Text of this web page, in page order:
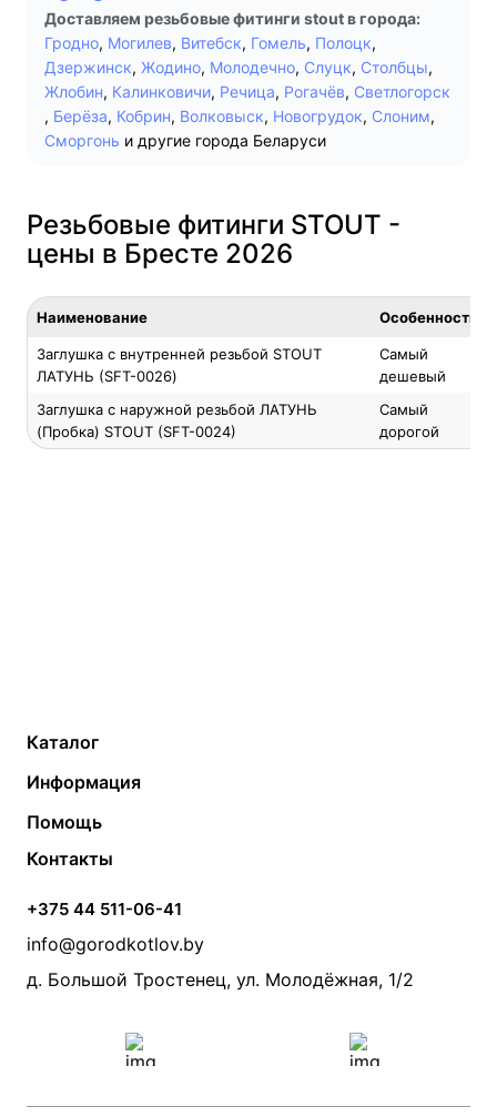
Доставляем резьбовые фитинги stout в города:
Гродно, Могилев, Витебск, Гомель, Полоцк,
Дзержинск, Жодино, Молодечно, Слуцк, Столбцы,
Жлобин, Калинковичи, Речица, Рогачёв, Светлогорск
, Берёза, Кобрин, Волковыск, Новогрудок, Слоним,
Сморгонь и другие города Беларуси
Резьбовые фитинги STOUT -
цены в Бресте 2026
Наименование Особенность
Заглушка с внутренней резьбой STOUT
ЛАТУНЬ (SFT-0026)
Самый
дешевый
Заглушка с наружной резьбой ЛАТУНЬ
(Пробка) STOUT (SFT-0024)
Самый
дорогой
Каталог
Твердотопливные котлы
Электрические котлы
Банные печи
Камины и печи
Теплый пол
Радиаторы
Насосы
Дымоходы
Информация
Контакты
Статьи
Акции
Производители
Помощь
Монтаж систем отопления
Прайс по монтажу систем отопления
Проект систем отопления
Контакты
+375 44 511-06-41
info@gorodkotlov.by
д. Большой Тростенец, ул. Молодёжная, 1/2